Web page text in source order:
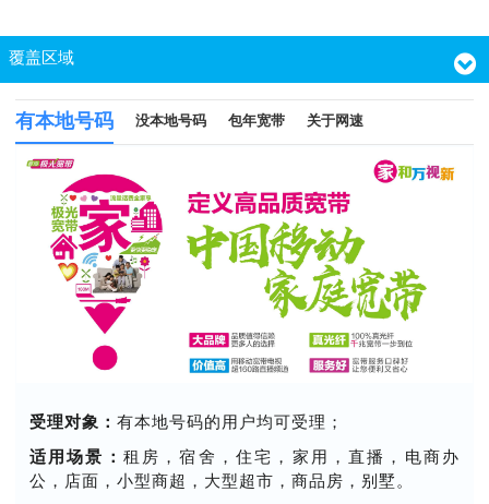
覆盖区域
有本地号码 没本地号码 包年宽带 关于网速
受理对象： 有本地号码的用户均可受理；
适用场景： 租房，宿舍，住宅，家用，直播，电商办
公，店面，小型商超，大型超市，商品房，别墅。